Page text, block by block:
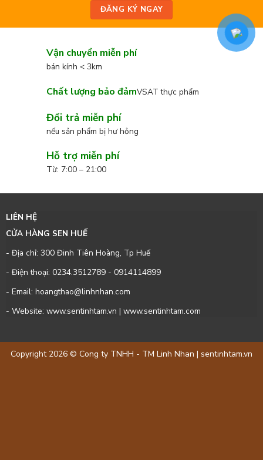
ĐĂNG KÝ NGAY
Vận chuyển miễn phí
bán kính < 3km
Chất lượng bảo đảmVSAT thực phẩm
Đổi trả miễn phí
nếu sản phẩm bị hư hỏng
Hỗ trợ miễn phí
Từ: 7:00 – 21:00
LIÊN HỆ
CỬA HÀNG SEN HUẾ
- Địa chỉ: 300 Đinh Tiên Hoàng, Tp Huế
- Điện thoại: 0234.3512789- 0914114899
- Email: hoangthao@linhnhan.com
- Website: www.sentinhtam.vn | www.sentinhtam.com
Copyright 2026 © Cong ty TNHH - TM Linh Nhan | sentinhtam.vn